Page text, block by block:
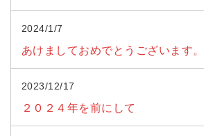
2024/1/7
あけましておめでとうございます。
2023/12/17
２０２４年を前にして